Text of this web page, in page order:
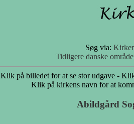
Søg via: Kirker
Tidligere danske
Klik på billedet for at se stor udgave -
Klik på kirkens navn for at
Abildgård